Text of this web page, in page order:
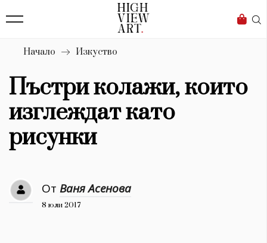
Бизнес
Мода
Dialogue
Изкуство
4339
Красота
Дизайн
Начало Изкуство
Пъстри колажи, които
изглеждат като
рисунки
От Ваня Асенова
8 юли 2017